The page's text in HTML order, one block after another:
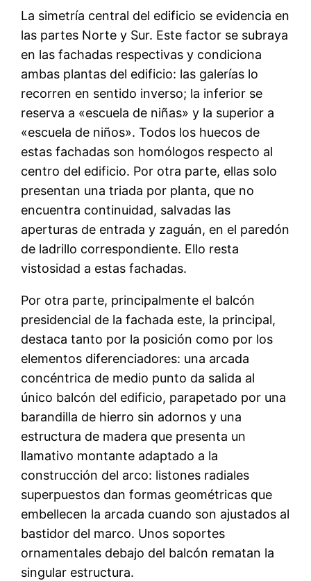
La simetría central del edificio se evidencia en
las partes Norte y Sur. Este factor se subraya
en las fachadas respectivas y condiciona
ambas plantas del edificio: las galerías lo
recorren en sentido inverso; la inferior se
reserva a «escuela de niñas» y la superior a
«escuela de niños». Todos los huecos de
estas fachadas son homólogos respecto al
centro del edificio. Por otra parte, ellas solo
presentan una triada por planta, que no
encuentra continuidad, salvadas las
aperturas de entrada y zaguán, en el paredón
de ladrillo correspondiente. Ello resta
vistosidad a estas fachadas.
Por otra parte, principalmente el balcón
presidencial de la fachada este, la principal,
destaca tanto por la posición como por los
elementos diferenciadores: una arcada
concéntrica de medio punto da salida al
único balcón del edificio, parapetado por una
barandilla de hierro sin adornos y una
estructura de madera que presenta un
llamativo montante adaptado a la
construcción del arco: listones radiales
superpuestos dan formas geométricas que
embellecen la arcada cuando son ajustados al
bastidor del marco. Unos soportes
ornamentales debajo del balcón rematan la
singular estructura.